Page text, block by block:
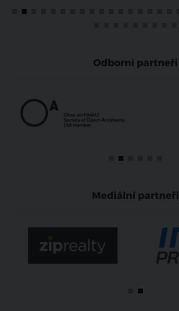
Odborní partneři
Mediální partneři